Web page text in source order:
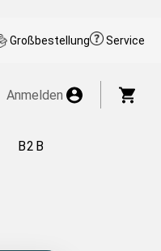
Großbestellung Service
Anmelden
B2B